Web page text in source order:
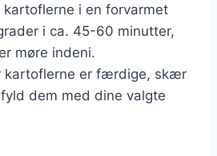
kartoflerne i en forvarmet
i ca. 45-60 minutter,
møre indeni.
kartoflerne er færdige, skær
dem med dine valgte